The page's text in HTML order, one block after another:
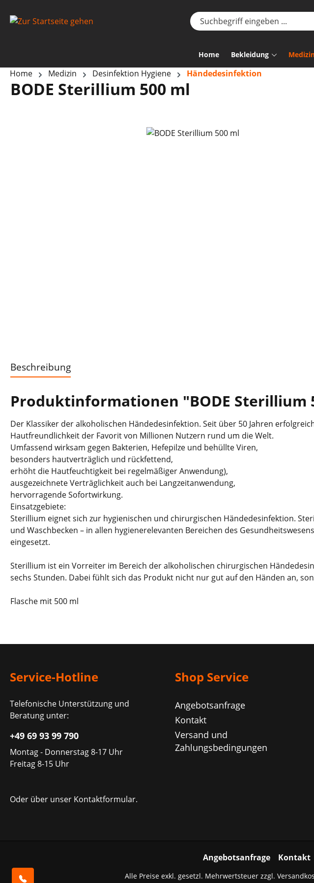
Home Bekleidung
Home Medizin Desinfektion Hygiene Händedesinfektion
BODE Sterillium 500 ml
Beschreibung
Produktinformationen "BODE Sterillium
Der Klassiker der alkoholischen Händedesinfektion. Seit über 50 Jahren
Hautfreundlichkeit der Favorit von Millionen Nutzern rund um die Welt.
Umfassend wirksam gegen Bakterien, Hefepilze und behüllte Viren,
besonders hautverträglich und rückfettend,
erhöht die Hautfeuchtigkeit bei regelmäßiger Anwendung),
ausgezeichnete Verträglichkeit auch bei Langzeitanwendung,
hervorragende Sofortwirkung.
Einsatzgebiete:
Sterillium eignet sich zur hygienischen und chirurgischen Händedesinfektion.
und Waschbecken – in allen hygienerelevanten Bereichen des
eingesetzt.
Sterillium ist ein Vorreiter im Bereich der alkoholischen chirurgischen
sechs Stunden. Dabei fühlt sich das Produkt nicht nur gut auf den Händen an,
Flasche mit 500 ml
Service-Hotline
Telefonische Unterstützung und
Beratung unter:
+49 69 93 99 790
Montag - Donnerstag 8-17 Uhr
Freitag 8-15 Uhr
Oder über unser Kontaktformular.
Shop Service
Angebotsanfrage
Kontakt
Versand und
Zahlungsbedingungen
Angebotsanfrage Kontakt
Alle Preise exkl. gesetzl. Mehrwertsteuer zzgl.